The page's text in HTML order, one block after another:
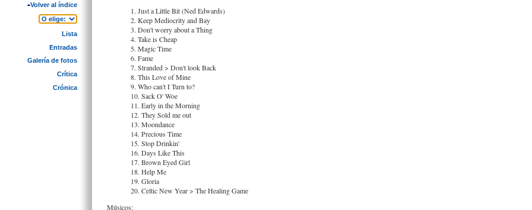
Volver al índice
Lista
Entradas
Galería de fotos
Crítica
Crónica
1. Just a Little Bit (Ned Edwards)
2. Keep Mediocrity and Bay
3. Don't worry about a Thing
4. Take is Cheap
5. Magic Time
6. Fame
7. Stranded > Don't look Back
8. This Love of Mine
9. Who can't I Turn to?
10. Sack O' Woe
11. Early in the Morning
12. They Sold me out
13. Moondance
14. Precious Time
15. Stop Drinkin'
16. Days Like This
17. Brown Eyed Girl
18. Help Me
19. Gloria
20. Celtic New Year > The Healing Game
Músicos: